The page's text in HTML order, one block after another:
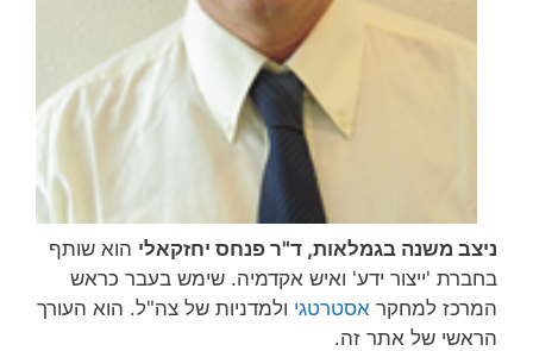
ניצב משנה בגמלאות, ד"ר פנחס יחזקאלי הוא שותף
בחברת 'ייצור ידע' ואיש אקדמיה. שימש בעבר כראש
המרכז למחקר אסטרטגי ולמדניות של צה"ל. הוא העורך
הראשי של אתר זה.